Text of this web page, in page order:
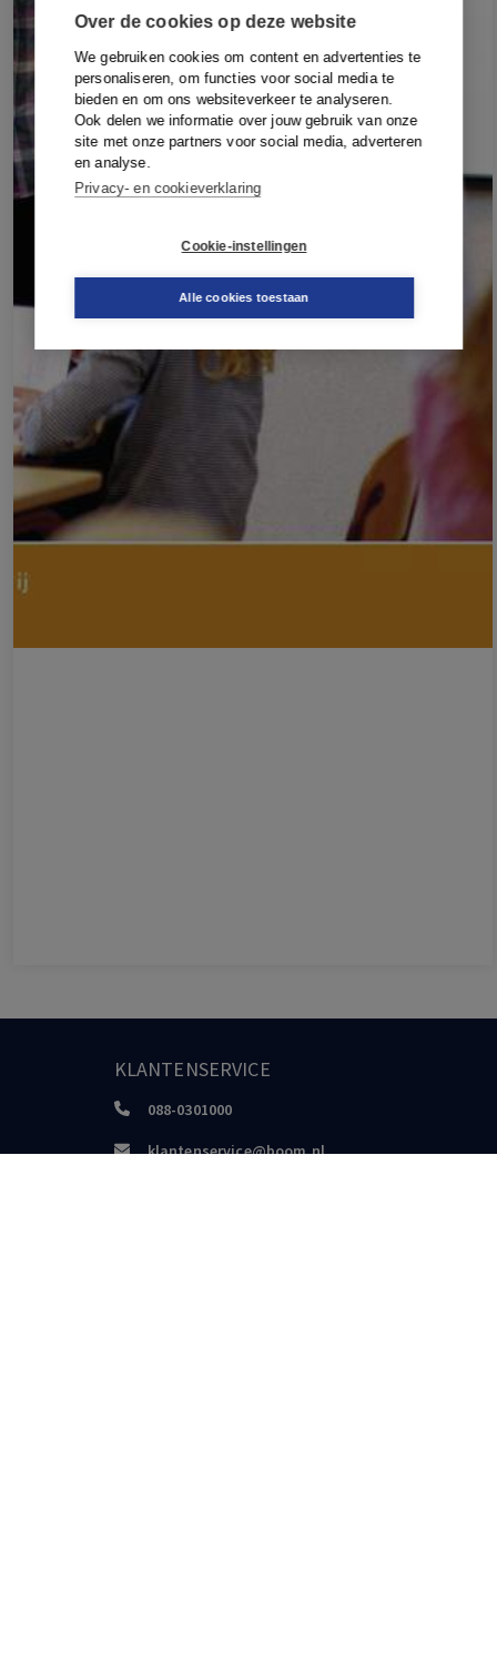
Over de cookies op deze website
We gebruiken cookies om content en advertenties te
personaliseren, om functies voor social media te
bieden en om ons websiteverkeer te analyseren.
Ook delen we informatie over jouw gebruik van onze
site met onze partners voor social media, adverteren
en analyse.
Privacy- en cookieverklaring
Cookie-instellingen
Alle cookies toestaan
KLANTENSERVICE
088-0301000
klantenservice@boom.nl